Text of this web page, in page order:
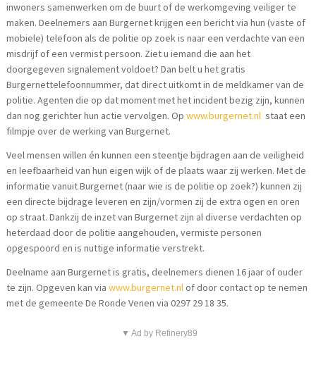
inwoners samenwerken om de buurt of de werkomgeving veiliger te
maken. Deelnemers aan Burgernet krijgen een bericht via hun (vaste of
mobiele) telefoon als de politie op zoek is naar een verdachte van een
misdrijf of een vermist persoon. Ziet u iemand die aan het
doorgegeven signalement voldoet? Dan belt u het gratis
Burgernettelefoonnummer, dat direct uitkomt in de meldkamer van de
politie. Agenten die op dat moment met het incident bezig zijn, kunnen
dan nog gerichter hun actie vervolgen. Opwww.burgernet.nl staat een
filmpje over de werking van Burgernet.
Veel mensen willen én kunnen een steentje bijdragen aan de veiligheid
en leefbaarheid van hun eigen wijk of de plaats waar zij werken. Met de
informatie vanuit Burgernet (naar wie is de politie op zoek?) kunnen zij
een directe bijdrage leveren en zijn/vormen zij de extra ogen en oren
op straat. Dankzij de inzet van Burgernet zijn al diverse verdachten op
heterdaad door de politie aangehouden, vermiste personen
opgespoord en is nuttige informatie verstrekt.
Deelname aan Burgernet is gratis, deelnemers dienen 16 jaar of ouder
te zijn. Opgeven kan viawww.burgernet.nlof door contact op te nemen
met de gemeente De Ronde Venen via 0297 29 18 35.
▼ Ad by Refinery89